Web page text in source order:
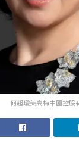
何超瓊美高梅中國控股